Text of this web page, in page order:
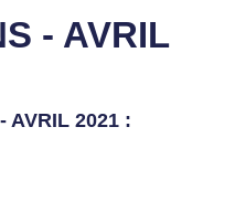
- AVRIL
AVRIL 2021 :